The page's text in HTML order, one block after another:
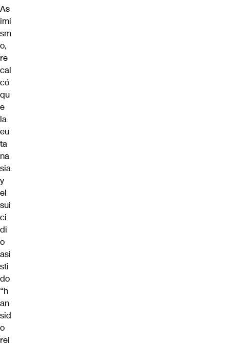
As
imi
sm
o,
re
cal
có
qu
e
la
eu
ta
na
sia
y
el
sui
ci
di
o
asi
sti
do
“h
an
sid
o
rei